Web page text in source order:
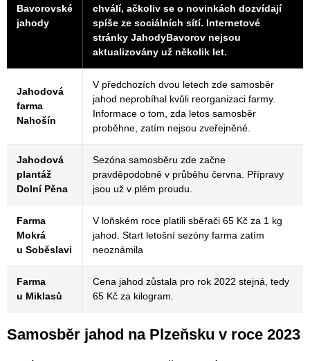
Bavorovské
jahody
chválí, ačkoliv se o novinkách dozvídají
spíše ze sociálních sítí. Internetové
stránky JahodyBavorov nejsou
aktualizovány už několik let.
Jahodová
farma
Nahošín
V předchozích dvou letech zde samosběr
jahod neprobíhal kvůli reorganizaci farmy.
Informace o tom, zda letos samosběr
proběhne, zatím nejsou zveřejněné.
Jahodová
plantáž
Dolní Pěna
Sezóna samosběru zde začne
pravděpodobně v průběhu června. Přípravy
jsou už v plém proudu.
Farma
Mokrá
u Soběslavi
V loňském roce platili sběrači 65 Kč za 1 kg
jahod. Start letošní sezóny farma zatím
neoznámila
Farma
u Miklasů
Cena jahod zůstala pro rok 2022 stejná, tedy
65 Kč za kilogram.
Samosběr jahod na Plzeňsku v roce 2023